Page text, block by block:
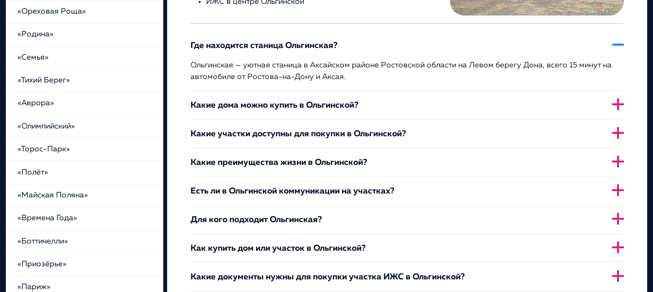
«Ореховая Роща»
«Родина»
«Семья»
«Тихий Берег»
«Аврора»
«Олимпийский»
«Торос-Парк»
«Полёт»
«Майская Поляна»
«Времена Года»
«Боттичелли»
«Приозёрье»
«Париж»
ИЖС в центре Ольгинской
Где находится станица Ольгинская?
Ольгинская — уютная станица в Аксайском районе Ростовской области на Левом берегу Дона, всего 15 минут на
автомобиле от Ростова-на-Дону и Аксая.
Какие дома можно купить в Ольгинской?
Какие участки доступны для покупки в Ольгинской?
Какие преимущества жизни в Ольгинской?
Есть ли в Ольгинской коммуникации на участках?
Для кого подходит Ольгинская?
Как купить дом или участок в Ольгинской?
Какие документы нужны для покупки участка ИЖС в Ольгинской?